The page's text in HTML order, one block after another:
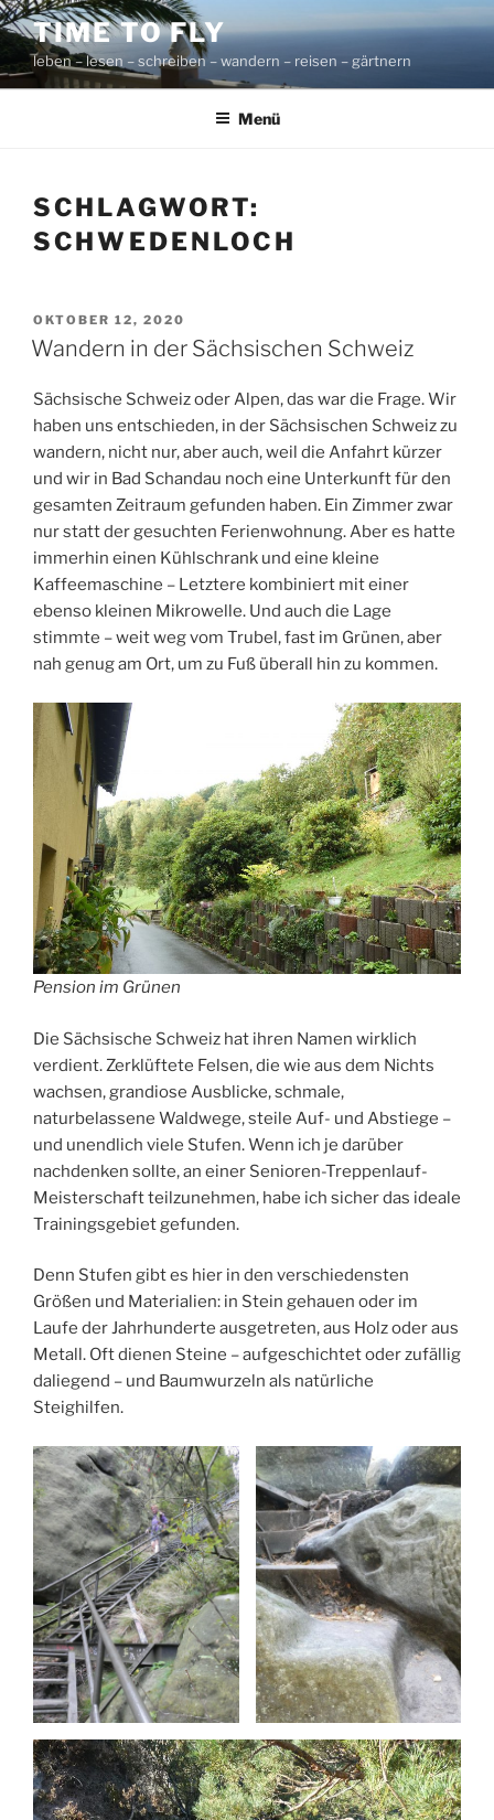
Zum
Inhalt
springen
TIME TO FLY
leben – lesen – schreiben – wandern – reisen – gärtnern
Menü
SCHLAGWORT:
SCHWEDENLOCH
VERÖFFENTLICHT
AM
OKTOBER 12, 2020
Wandern in der Sächsischen Schweiz
Sächsische Schweiz oder Alpen, das war die Frage. Wir
haben uns entschieden, in der Sächsischen Schweiz zu
wandern, nicht nur, aber auch, weil die Anfahrt kürzer
und wir in Bad Schandau noch eine Unterkunft für den
gesamten Zeitraum gefunden haben. Ein Zimmer zwar
nur statt der gesuchten Ferienwohnung. Aber es hatte
immerhin einen Kühlschrank und eine kleine
Kaffeemaschine – Letztere kombiniert mit einer
ebenso kleinen Mikrowelle. Und auch die Lage
stimmte – weit weg vom Trubel, fast im Grünen, aber
nah genug am Ort, um zu Fuß überall hin zu kommen.
Pension im Grünen
Die Sächsische Schweiz hat ihren Namen wirklich
verdient. Zerklüftete Felsen, die wie aus dem Nichts
wachsen, grandiose Ausblicke, schmale,
naturbelassene Waldwege, steile Auf- und Abstiege –
und unendlich viele Stufen. Wenn ich je darüber
nachdenken sollte, an einer Senioren-Treppenlauf-
Meisterschaft teilzunehmen, habe ich sicher das ideale
Trainingsgebiet gefunden.
Denn Stufen gibt es hier in den verschiedensten
Größen und Materialien: in Stein gehauen oder im
Laufe der Jahrhunderte ausgetreten, aus Holz oder aus
Metall. Oft dienen Steine – aufgeschichtet oder zufällig
daliegend – und Baumwurzeln als natürliche
Steighilfen.